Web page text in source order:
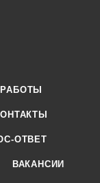
ОТВЕТ
ВАКАНСИИ